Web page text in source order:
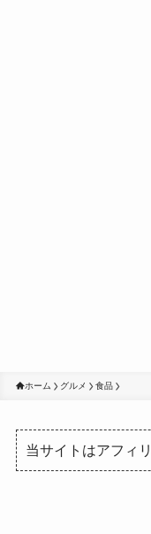
ホーム グルメ 食品
当サイトはアフィ